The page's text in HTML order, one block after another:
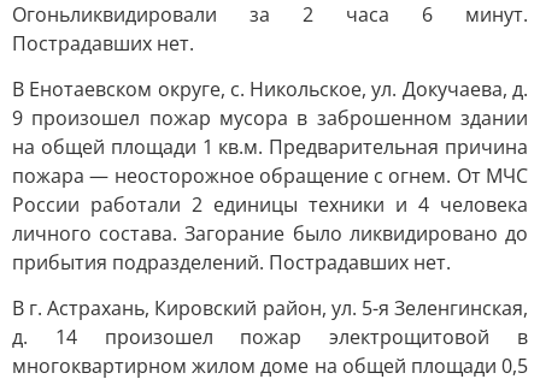
Огоньликвидировали за 2 часа 6 минут.
Пострадавших нет.
В Енотаевском округе, с. Никольское, ул. Докучаева, д.
9 произошел пожар мусора в заброшенном здании
на общей площади 1 кв.м. Предварительная причина
пожара — неосторожное обращение с огнем. От МЧС
России работали 2 единицы техники и 4 человека
личного состава. Загорание было ликвидировано до
прибытия подразделений. Пострадавших нет.
В г. Астрахань, Кировский район, ул. 5-я Зеленгинская,
д. 14 произошел пожар электрощитовой в
многоквартирном жилом доме на общей площади 0,5